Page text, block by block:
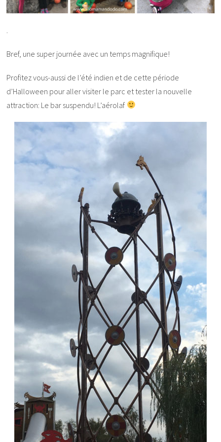
Bref, une super journée avec un temps magnifique!
Profitez vous-aussi de l’été indien et de cette période
d’Halloween pour aller visiter le parc et tester la nouvelle
attraction: Le bar suspendu! L’aérolaf